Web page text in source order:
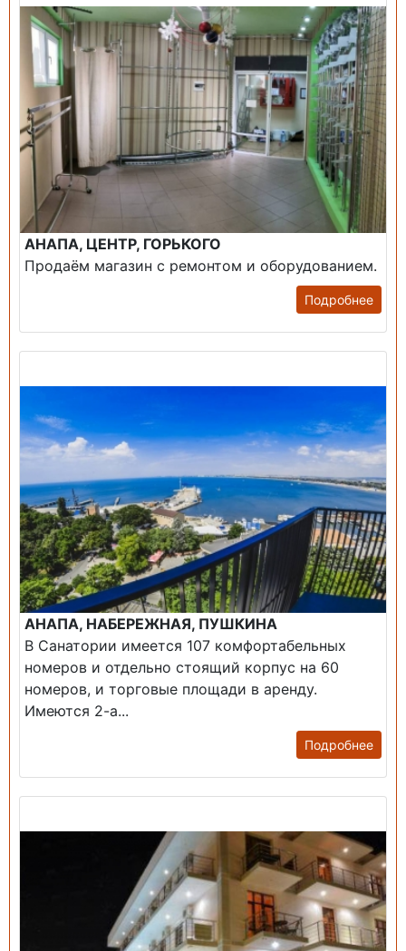
АНАПА, ЦЕНТР, ГОРЬКОГО
Продаём магазин с ремонтом и оборудованием.
Подробнее
АНАПА, НАБЕРЕЖНАЯ, ПУШКИНА
В Санатории имеется 107 комфортабельных
номеров и отдельно стоящий корпус на 60
номеров, и торговые площади в аренду.
Имеются 2-а...
Подробнее